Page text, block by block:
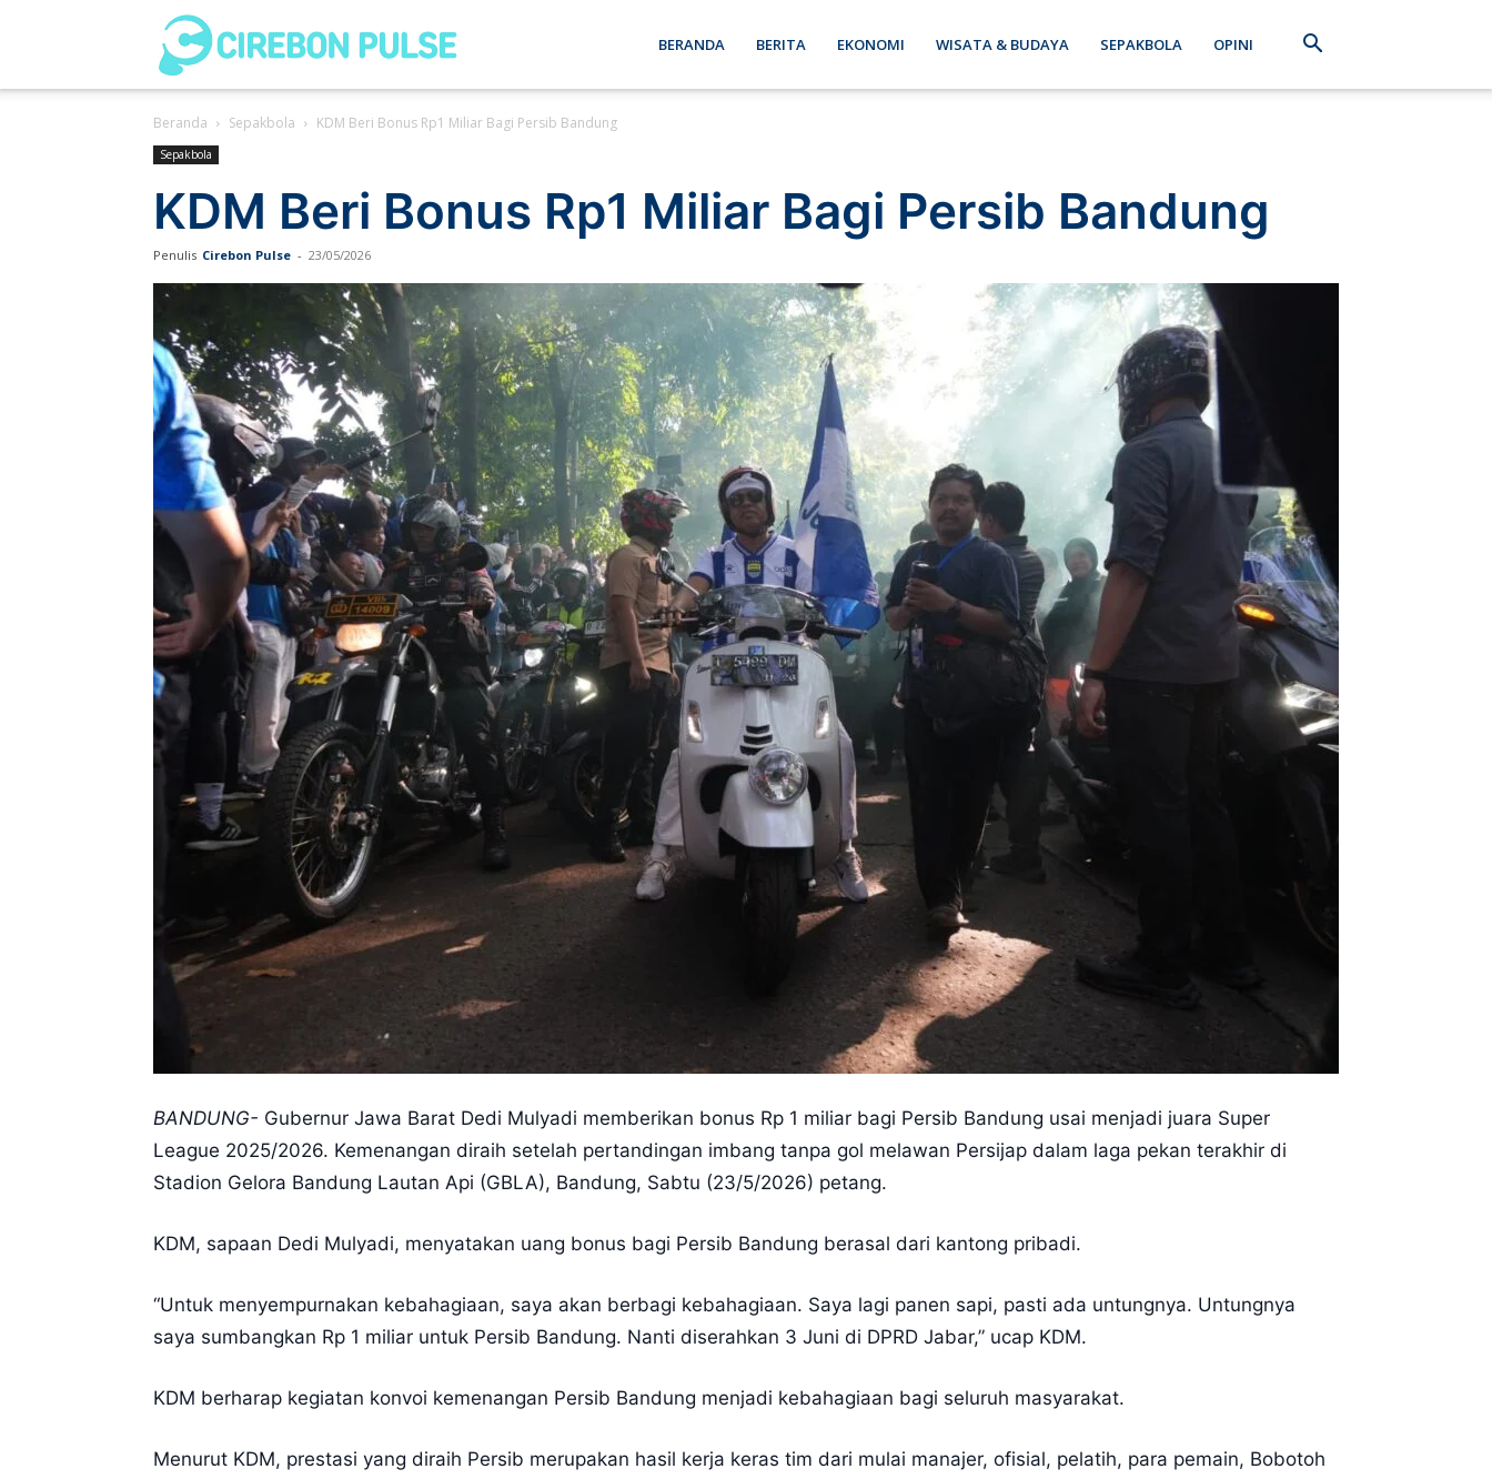
Pulse
BERANDA BERITA EKONOMI WISATA & BUDAYA SEPAKBOLA OPINI
Beranda Sepakbola KDM Beri Bonus Rp1 Miliar Bagi Persib Bandung
Sepakbola
KDM Beri Bonus Rp1 Miliar Bagi Persib Bandung
Penulis Cirebon Pulse - 23/05/2026
BANDUNG- Gubernur Jawa Barat Dedi Mulyadi memberikan bonus Rp 1 miliar bagi Persib Bandung usai menjadi juara Super
League 2025/2026. Kemenangan diraih setelah pertandingan imbang tanpa gol melawan Persijap dalam laga pekan terakhir di
Stadion Gelora Bandung Lautan Api (GBLA), Bandung, Sabtu (23/5/2026) petang.
KDM, sapaan Dedi Mulyadi, menyatakan uang bonus bagi Persib Bandung berasal dari kantong pribadi.
“Untuk menyempurnakan kebahagiaan, saya akan berbagi kebahagiaan. Saya lagi panen sapi, pasti ada untungnya. Untungnya
saya sumbangkan Rp 1 miliar untuk Persib Bandung. Nanti diserahkan 3 Juni di DPRD Jabar,” ucap KDM.
KDM berharap kegiatan konvoi kemenangan Persib Bandung menjadi kebahagiaan bagi seluruh masyarakat.
Menurut KDM, prestasi yang diraih Persib merupakan hasil kerja keras tim dari mulai manajer, ofisial, pelatih, para pemain, Bobotoh